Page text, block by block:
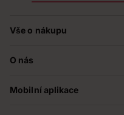
Vše o nákupu
Prodejny
O nás
Mobilní aplikace